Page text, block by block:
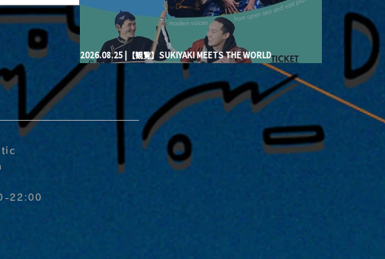
Live
2026.08.25 |【観覧】SUKIYAKI MEETS THE WORLD
presentsLINDIGO FAMILY with ANNA SATO, ODUCHU modern
voices from open sea and vast plains
22:00